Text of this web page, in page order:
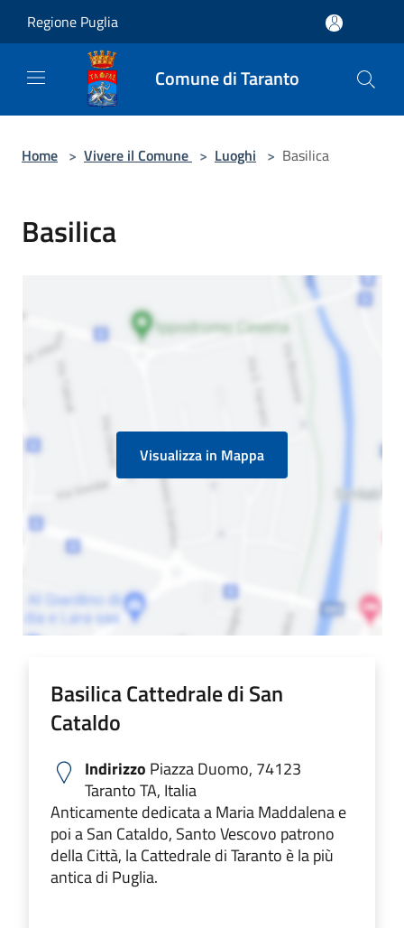
Regione Puglia
Comune di Taranto
Home > Vivere il Comune > Luoghi > Basilica
Basilica
Visualizza in Mappa
Basilica Cattedrale di San
Cataldo
Indirizzo Piazza Duomo, 74123
Taranto TA, Italia
Anticamente dedicata a Maria Maddalena e
poi a San Cataldo, Santo Vescovo patrono
della Città, la Cattedrale di Taranto è la più
antica di Puglia.